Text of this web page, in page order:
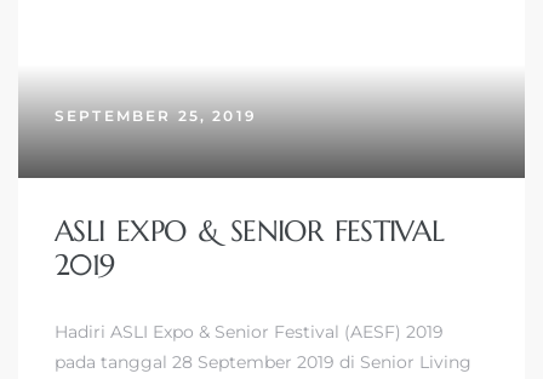
SEPTEMBER 25, 2019
ASLI EXPO & SENIOR FESTIVAL
2019
Hadiri ASLI Expo & Senior Festival (AESF) 2019
pada tanggal 28 September 2019 di Senior Living